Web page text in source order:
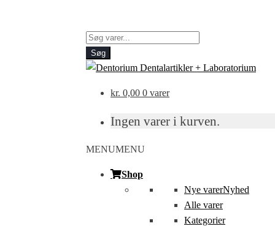
Products
search
Søg
kr. 0,00 0 varer
Ingen varer i kurven.
MENUMENU
Shop
Nye varerNyhed
Alle varer
Kategorier